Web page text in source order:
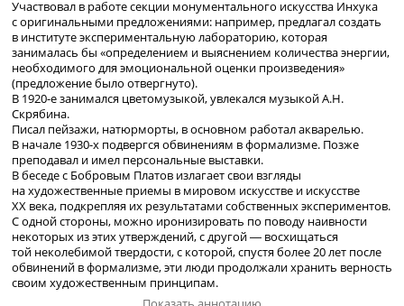
Участвовал в работе секции монументального искусства Инхука
с оригинальными предложениями: например, предлагал создать
в институте экспериментальную лабораторию, которая
занималась бы «определением и выяснением количества энергии,
необходимого для эмоциональной оценки произведения»
(предложение было отвергнуто).
В 1920-езанимался цветомузыкой, увлекался музыкой А.Н.
Скрябина.
Писал пейзажи, натюрморты, в основном работал акварелью.
В начале 1930-хподвергся обвинениям в формализме. Позже
преподавал и имел персональные выставки.
В беседе с Бобровым Платов излагает свои взгляды
на художественные приемы в мировом искусстве и искусстве
XX века, подкрепляя их результатами собственных экспериментов.
С одной стороны, можно иронизировать по поводу наивности
некоторых из этих утверждений, с другой ― восхищаться
той неколебимой твердости, с которой, спустя более 20 лет после
обвинений в формализме, эти люди продолжали хранить верность
своим художественным принципам.